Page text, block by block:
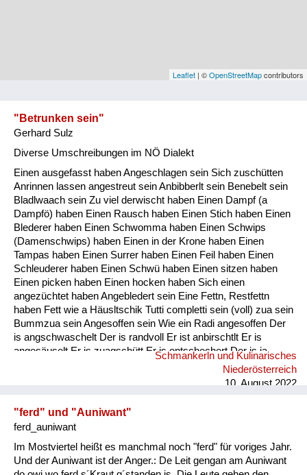
Vorarlberg
Natur und Landwirtschaft
Fluchen und Reden
Mensch, Tier und Alltag
Schmankerln und
Kulinarisches
Leaflet | ©OpenStreetMapcontributors
"Betrunken sein"
Gerhard Sulz
Diverse Umschreibungen im NÖ Dialekt
Einen ausgefasst haben Angeschlagen sein Sich zuschütten
Anrinnen lassen angestreut sein Anbibberlt sein Benebelt sein
Bladlwaach sein Zu viel derwischt haben Einen Dampf (a
Dampfö) haben Einen Rausch haben Einen Stich haben Einen
Blederer haben Einen Schwomma haben Einen Schwips
(Damenschwips) haben Einen in der Krone haben Einen
Tampas haben Einen Surrer haben Einen Feil haben Einen
Schleuderer haben Einen Schwü haben Einen sitzen haben
Einen picken haben Einen hocken haben Sich einen
angezüchtet haben Angebledert sein Eine Fettn, Restfettn
haben Fett wie a Häusltschik Tutti completti sein (voll) zua sein
Bummzua sein Angesoffen sein Wie ein Radi angesoffen Der
is angschwaschelt Der is randvoll Er ist anbirschtlt Er is
angesäuselt Er is zuagschütt Er is ontschechert Der is ja
schon gaunz steif Der is steif (steifer Blick) Fett wie ein
Radierer Blunzenfett sein Angefüllt sein abgefüllt sein
Schmankerln und Kulinarisches
Niederösterreich
10. August 2022
"ferd" und "Auniwant"
ferd_auniwant
Im Mostviertel heißt es manchmal noch "ferd" für voriges Jahr.
Und der Auniwant ist der Anger.: De Leit gengan am Auniwant